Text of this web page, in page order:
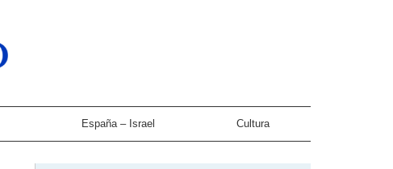
España – Israel Cultura